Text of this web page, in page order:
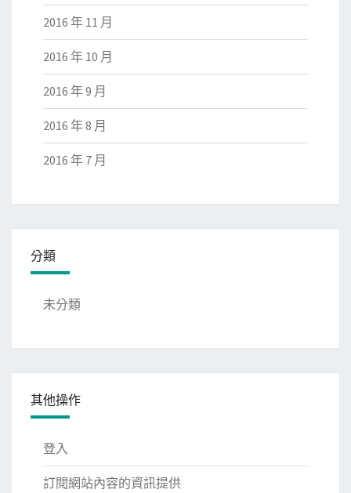
2016 年 11 月
2016 年 10 月
2016 年 9 月
2016 年 8 月
2016 年 7 月
分類
未分類
其他操作
登入
訂閱網站內容的資訊提供